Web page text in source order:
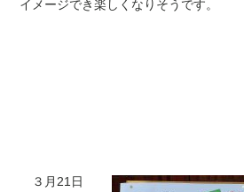
イメージでき楽しくなりそうです。
３月21日